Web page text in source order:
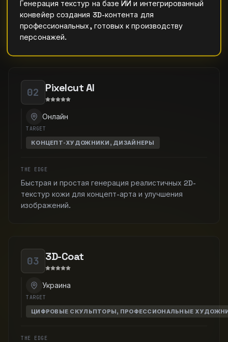
Генерация текстур на базе ИИ и интегрированный
конвейер создания 3D-контента для
профессиональных, готовых к производству
персонажей.
02 Pixelcut AI
Онлайн
TARGET
КОНЦЕПТ-ХУДОЖНИКИ, ДИЗАЙНЕРЫ
THE EDGE
Быстрая и простая генерация реалистичных 2D-
текстур кожи для концепт-арта и улучшения
изображений.
03 3D-Coat
Украина
TARGET
ЦИФРОВЫЕ СКУЛЬПТОРЫ, ПРОФЕССИОНАЛЬНЫЕ
THE EDGE